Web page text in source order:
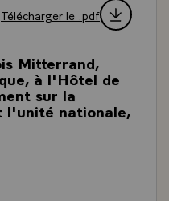
Télécharger le .pdf
Mitterrand,
à l'Hôtel de
sur la
l'unité nationale,